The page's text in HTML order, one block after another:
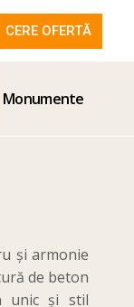
CERE OFERTĂ
Monumente
și armonie
de beton
unic și stil